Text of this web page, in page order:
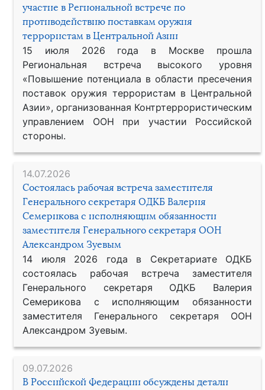
участие в Региональной встрече по
противодействию поставкам оружия
террористам в Центральной Азии
15 июля 2026 года в Москве прошла
Региональная встреча высокого уровня
«Повышение потенциала в области пресечения
поставок оружия террористам в Центральной
Азии», организованная Контртеррористическим
управлением ООН при участии Российской
стороны.
14.07.2026
Состоялась рабочая встреча заместителя
Генерального секретаря ОДКБ Валерия
Семерикова с исполняющим обязанности
заместителя Генерального секретаря ООН
Александром Зуевым
14 июля 2026 года в Секретариате ОДКБ
состоялась рабочая встреча заместителя
Генерального секретаря ОДКБ Валерия
Семерикова с исполняющим обязанности
заместителя Генерального секретаря ООН
Александром Зуевым.
09.07.2026
В Российской Федерации обсуждены детали